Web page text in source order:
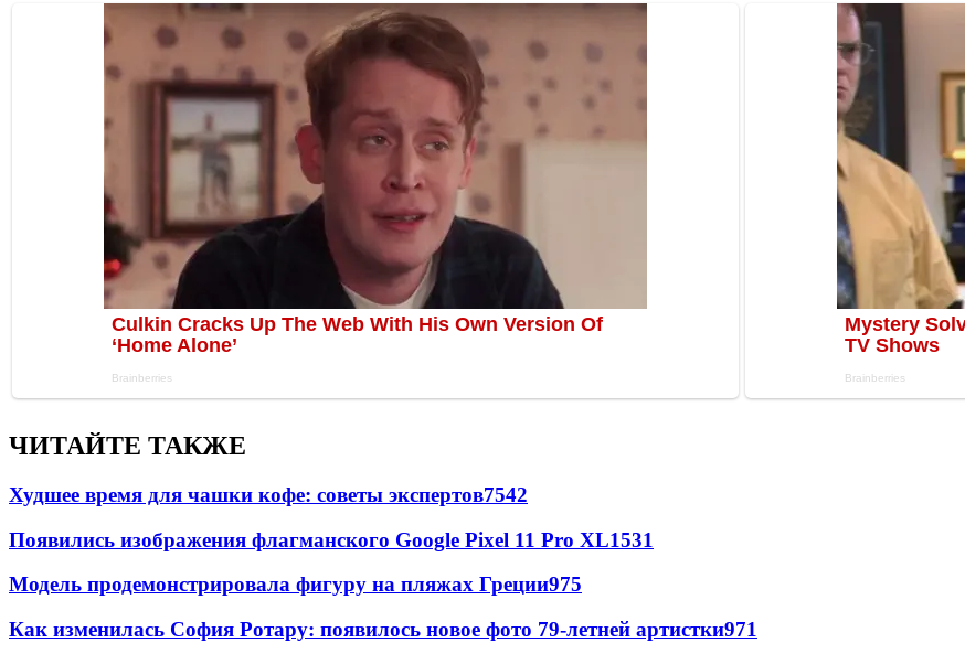
ЧИТАЙТЕ ТАКЖЕ
Худшее время для чашки кофе: советы экспертов7542
Появились изображения флагманского Google Pixel 11 Pro XL1531
Модель продемонстрировала фигуру на пляжах Греции975
Как изменилась София Ротару: появилось новое фото 79-летней артистки971